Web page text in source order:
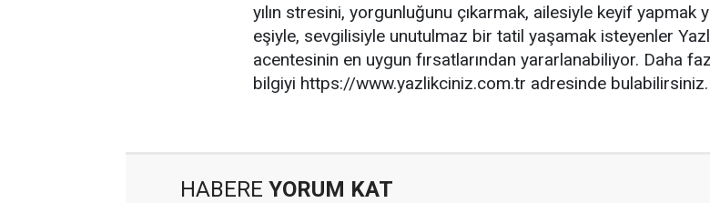
yılın stresini, yorgunluğunu çıkarmak, ailesiyle keyif yapmak
eşiyle, sevgilisiyle unutulmaz bir tatil yaşamak isteyenler
acentesinin en uygun fırsatlarından yararlanabiliyor. Daha
bilgiyi https://www.yazlikciniz.com.tr adresinde bulabilirsiniz.
HABERE YORUM KAT